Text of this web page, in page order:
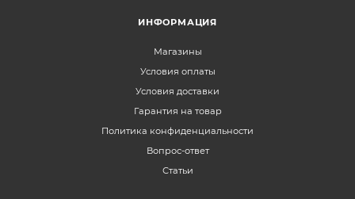
ИНФОРМАЦИЯ
Магазины
Условия оплаты
Условия доставки
Гарантия на товар
Политика конфиденциальности
Вопрос-ответ
Статьи